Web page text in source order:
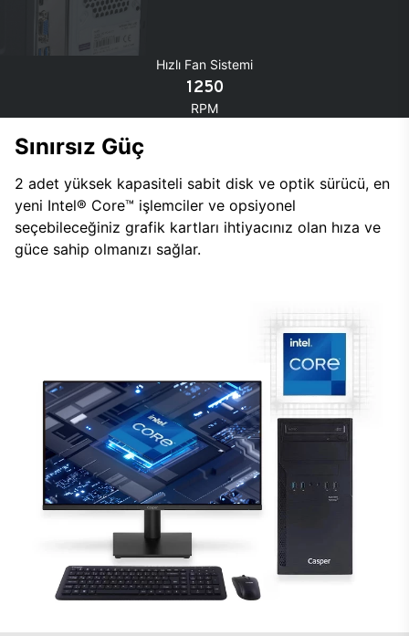
Hızlı Fan Sistemi
1250
RPM
Sınırsız Güç
2 adet yüksek kapasiteli sabit disk ve optik sürücü, en
yeni Intel® Core™ işlemciler ve opsiyonel
seçebileceğiniz grafik kartları ihtiyacınız olan hıza ve
güce sahip olmanızı sağlar.